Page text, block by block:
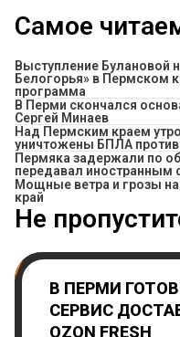
Самое
Выступление Булановой
Белогорья» в Пермском
программа
В Перми скончался
Сергей Минаев
Над Пермским краем
уничтожены БПЛА
Пермяка задержали по
передавал
Мощные ветра и грозы
край
Не
В ПЕРМИ
СЕРВИС
OZON FRESH